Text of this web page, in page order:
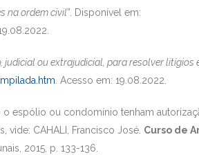
na ordem civil”. Disponível em:
judicial ou extrajudicial, para resolver litígios
. Acesso em: 19.08.2022.
espólio ou condomínio tenham
vide: CAHALI, Francisco José. Curso de
2015, p. 133-136.